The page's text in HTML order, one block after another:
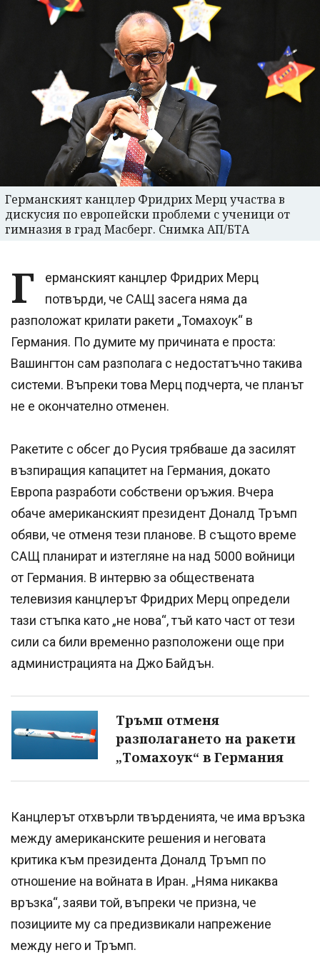
Германският канцлер Фридрих Мерц участва в
дискусия по европейски проблеми с ученици от
гимназия в град Масберг. Снимка АП/БТА
Г
ерманският канцлер Фридрих Мерц
потвърди, че САЩ засега няма да
разположат крилати ракети „Томахоук“ в
Германия. По думите му причината е проста:
Вашингтон сам разполага с недостатъчно такива
системи. Въпреки това Мерц подчерта, че планът
не е окончателно отменен.
Ракетите с обсег до Русия трябваше да засилят
възпиращия капацитет на Германия, докато
Европа разработи собствени оръжия. Вчера
обаче американският президент Доналд Тръмп
обяви, че отменя тези планове. В същото време
САЩ планират и изтегляне на над 5000 войници
от Германия. В интервю за обществената
телевизия канцлерът Фридрих Мерц определи
тази стъпка като „не нова“, тъй като част от тези
сили са били временно разположени още при
администрацията на Джо Байдън.
Тръмп отменя
разполагането на ракети
„Томахоук“ в Германия
Канцлерът отхвърли твърденията, че има връзка
между американските решения и неговата
критика към президента Доналд Тръмп по
отношение на войната в Иран. „Няма никаква
връзка“, заяви той, въпреки че призна, че
позициите му са предизвикали напрежение
между него и Тръмп.